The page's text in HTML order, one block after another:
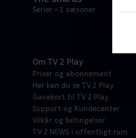
Serier • 1 sæsoner
Om TV 2 Play
Priser og abonnement
Her kan du se TV 2 Play
Gavekort til TV 2 Play
Support og Kundecenter
Vilkår og betingelser
TV 2 NEWS i offentligt rum